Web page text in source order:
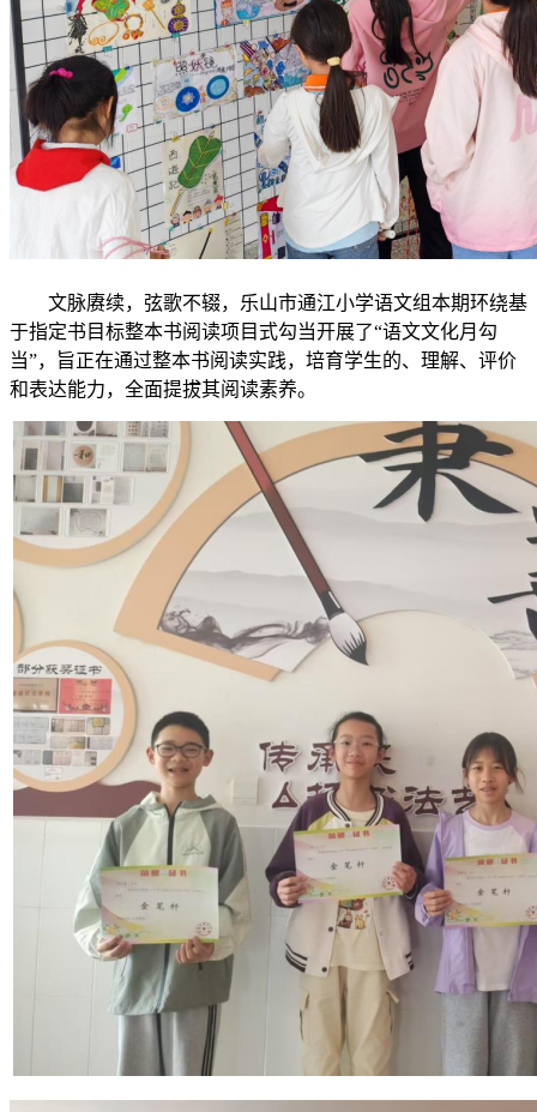
文脉赓续，弦歌不辍，乐山市通江小学语文组本期环绕基
于指定书目标整本书阅读项目式勾当开展了“语文文化月勾
当”，旨正在通过整本书阅读实践，培育学生的、理解、评价
和表达能力，全面提拔其阅读素养。